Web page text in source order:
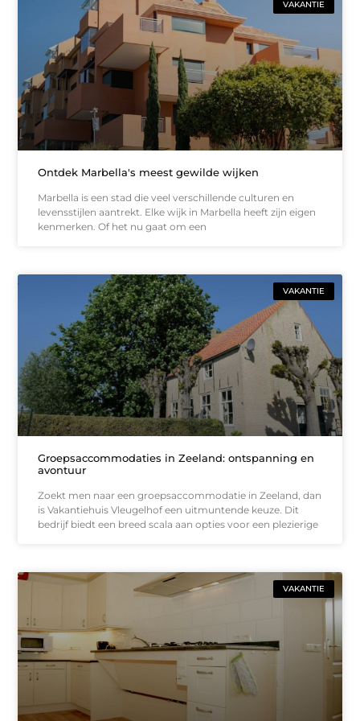
VAKANTIE
Ontdek Marbella's meest gewilde wijken
Marbella is een stad die veel verschillende culturen en
levensstijlen aantrekt. Elke wijk in Marbella heeft zijn eigen
kenmerken. Of het nu gaat om een
VAKANTIE
Groepsaccommodaties in Zeeland: ontspanning en
avontuur
Zoekt men naar een groepsaccommodatie in Zeeland, dan
is Vakantiehuis Vleugelhof een uitmuntende keuze. Dit
bedrijf biedt een breed scala aan opties voor een plezierige
VAKANTIE